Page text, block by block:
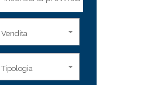
Vendita
Tipologia